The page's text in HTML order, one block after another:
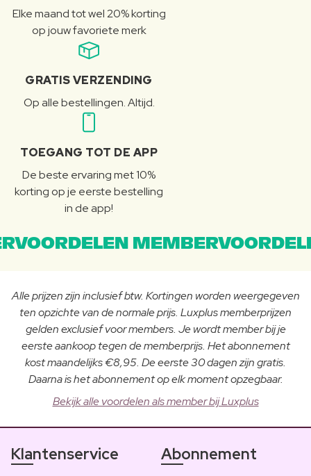
Elke maand tot wel 20% korting
op jouw favoriete merk
GRATIS VERZENDING
Op alle bestellingen. Altijd.
TOEGANG TOT DE APP
De beste ervaring met 10%
korting op je eerste bestelling
in de app!
Alle prijzen zijn inclusief btw. Kortingen worden weergegeven
ten opzichte van de normale prijs. Luxplus memberprijzen
gelden exclusief voor members. Je wordt member bij je
eerste aankoop tegen de memberprijs. Het abonnement
kost maandelijks €8,95. De eerste 30 dagen zijn gratis.
Daarna is het abonnement op elk moment opzegbaar.
Bekijk alle voordelen als member bij Luxplus
Klantenservice Abonnement